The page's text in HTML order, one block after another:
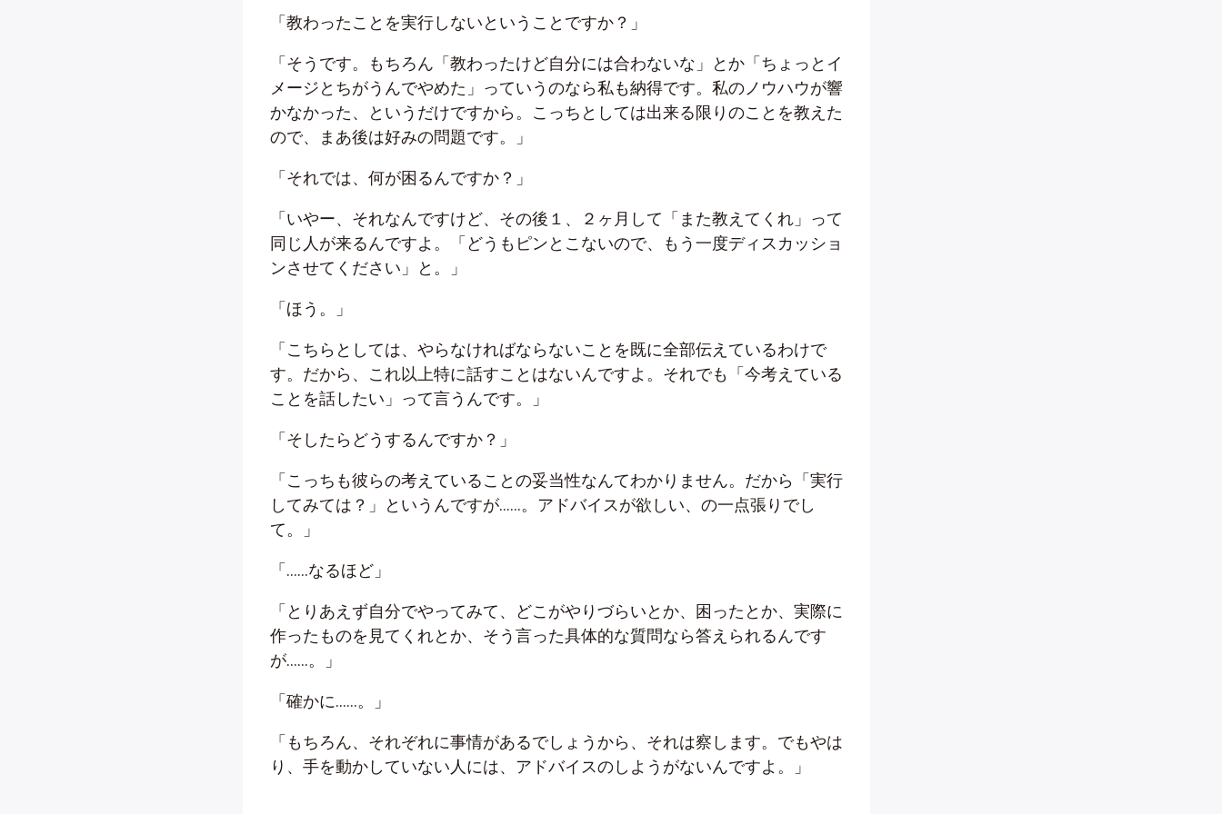
「教わったことを実行しないということですか？」
「そうです。もちろん「教わったけど自分には合わないな」とか「ちょっとイ
メージとちがうんでやめた」っていうのなら私も納得です。私のノウハウが響
かなかった、というだけですから。こっちとしては出来る限りのことを教えた
ので、まあ後は好みの問題です。」
「それでは、何が困るんですか？」
「いやー、それなんですけど、その後１、２ヶ月して「また教えてくれ」って
同じ人が来るんですよ。「どうもピンとこないので、もう一度ディスカッショ
ンさせてください」と。」
「ほう。」
「こちらとしては、やらなければならないことを既に全部伝えているわけで
す。だから、これ以上特に話すことはないんですよ。それでも「今考えている
ことを話したい」って言うんです。」
「そしたらどうするんですか？」
「こっちも彼らの考えていることの妥当性なんてわかりません。だから「実行
してみては？」というんですが……。アドバイスが欲しい、の一点張りでし
て。」
「……なるほど」
「とりあえず自分でやってみて、どこがやりづらいとか、困ったとか、実際に
作ったものを見てくれとか、そう言った具体的な質問なら答えられるんです
が……。」
「確かに……。」
「もちろん、それぞれに事情があるでしょうから、それは察します。でもやは
り、手を動かしていない人には、アドバイスのしようがないんですよ。」